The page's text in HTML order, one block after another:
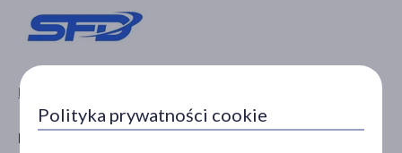
Pokaż wszystkie produkty SFD NUTRITION
Producent
Polityka prywatności cookie